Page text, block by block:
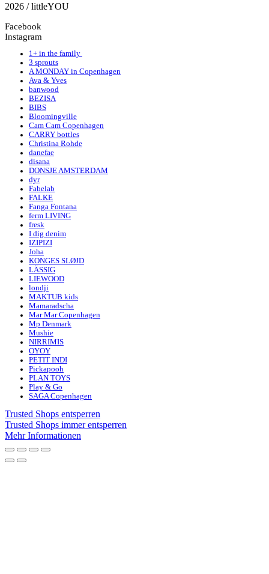
2026 / littleYOU
Facebook
Instagram
1+ in the family
3 sprouts
A MONDAY in Copenhagen
Ava & Yves
banwood
BEZISA
BIBS
Bloomingville
Cam Cam Copenhagen
CARRY bottles
Christina Rohde
danefae
disana
DONSJE AMSTERDAM
dyr
Fabelab
FALKE
Fanga Fontana
ferm LIVING
fresk
I dig denim
IZIPIZI
Joha
KONGES SLØJD
LÄSSIG
LIEWOOD
londji
MAKTUB kids
Mamaradscha
Mar Mar Copenhagen
Mp Denmark
Mushie
NIRRIMIS
OYOY
PETIT INDI
Pickapooh
PLAN TOYS
Play & Go
SAGA Copenhagen
Trusted Shops entsperren
Trusted Shops immer entsperren
Mehr Informationen